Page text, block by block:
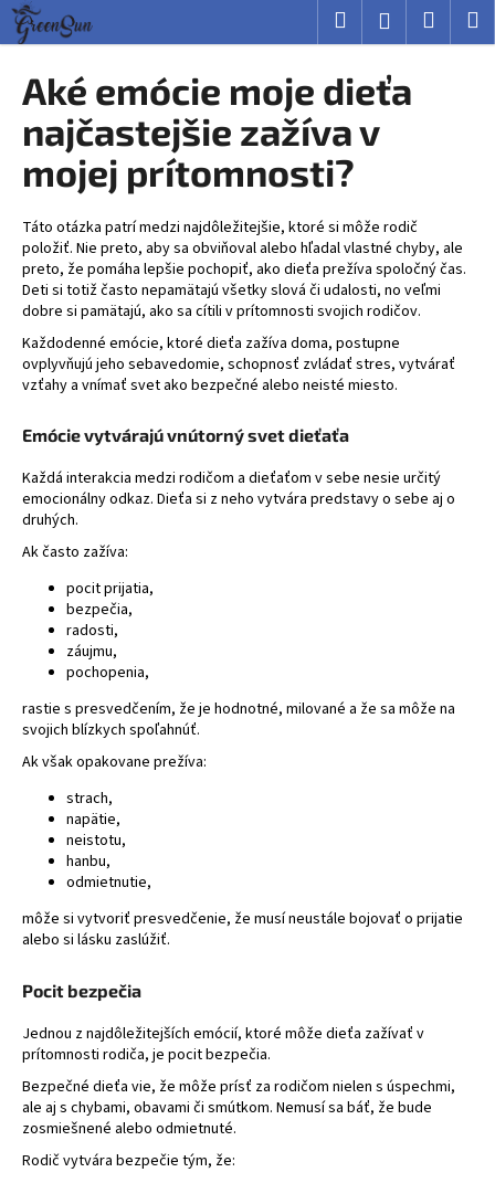
Prejsť
obsah
Hľadať Prihlásenie
Aké emócie moje dieťa
najčastejšie zažíva v
mojej prítomnosti?
Táto otázka patrí medzi najdôležitejšie, ktoré si môže rodič
položiť. Nie preto, aby sa obviňoval alebo hľadal vlastné chyby, ale
preto, že pomáha lepšie pochopiť, ako dieťa prežíva spoločný čas.
Deti si totiž často nepamätajú všetky slová či udalosti, no veľmi
dobre si pamätajú, ako sa cítili v prítomnosti svojich rodičov.
Každodenné emócie, ktoré dieťa zažíva doma, postupne
ovplyvňujú jeho sebavedomie, schopnosť zvládať stres, vytvárať
vzťahy a vnímať svet ako bezpečné alebo neisté miesto.
Emócie vytvárajú vnútorný svet dieťaťa
Každá interakcia medzi rodičom a dieťaťom v sebe nesie určitý
emocionálny odkaz. Dieťa si z neho vytvára predstavy o sebe aj o
druhých.
Ak často zažíva:
pocit prijatia,
bezpečia,
radosti,
záujmu,
pochopenia,
rastie s presvedčením, že je hodnotné, milované a že sa môže na
svojich blízkych spoľahnúť.
Ak však opakovane prežíva:
strach,
napätie,
neistotu,
hanbu,
odmietnutie,
môže si vytvoriť presvedčenie, že musí neustále bojovať o prijatie
alebo si lásku zaslúžiť.
Pocit bezpečia
Jednou z najdôležitejších emócií, ktoré môže dieťa zažívať v
prítomnosti rodiča, je pocit bezpečia.
Bezpečné dieťa vie, že môže prísť za rodičom nielen s úspechmi,
ale aj s chybami, obavami či smútkom. Nemusí sa báť, že bude
zosmiešnené alebo odmietnuté.
Rodič vytvára bezpečie tým, že:
K
o
Č
o
p
t
r
e
b
u
j
t
e
n
á
j
HĽADAŤ